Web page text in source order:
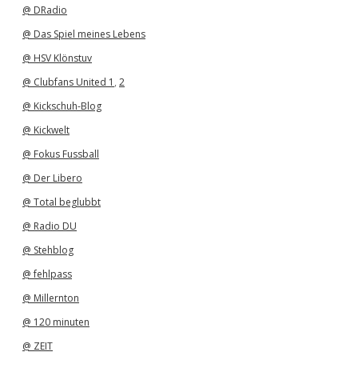
@ DRadio
@ Das Spiel meines Lebens
@ HSV Klönstuv
@ Clubfans United 1 , 2
@ Kickschuh-Blog
@ Kickwelt
@ Fokus Fussball
@ Der Libero
@ Total beglubbt
@ Radio DU
@ Stehblog
@ fehlpass
@ Millernton
@ 120 minuten
@ ZEIT